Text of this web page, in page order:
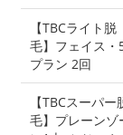
【TBCライト脱
毛】フェイス・
プラン 2回
【TBCスーパー
毛】プレーンゾ